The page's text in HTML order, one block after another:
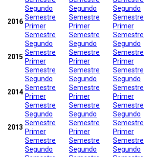
2016
Segundo
Semestre
Primer
Semestre
Segundo
Semestre
Primer
Semestre
Segundo
Semestre
Primer
Semestre
2015
Segundo
Semestre
Primer
Semestre
Segundo
Semestre
Primer
Semestre
Segundo
Semestre
Primer
Semestre
2014
Segundo
Semestre
Primer
Semestre
Segundo
Semestre
Primer
Semestre
Segundo
Semestre
Primer
Semestre
2013
Segundo
Semestre
Primer
Semestre
Segundo
Semestre
Primer
Semestre
Segundo
Semestre
Primer
Semestre
Segundo
Segundo
Segundo